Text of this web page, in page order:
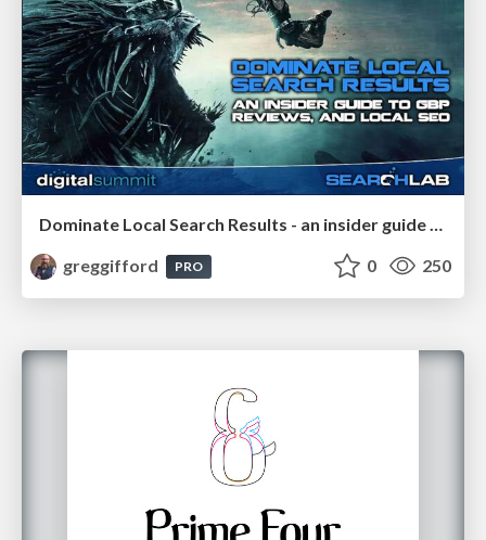
Dominate Local Search Results - an insider guide to GBP, reviews, and Local SEO
greggifford
PRO 0 250